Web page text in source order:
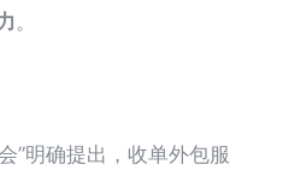
。
”明确提出，收单外包服